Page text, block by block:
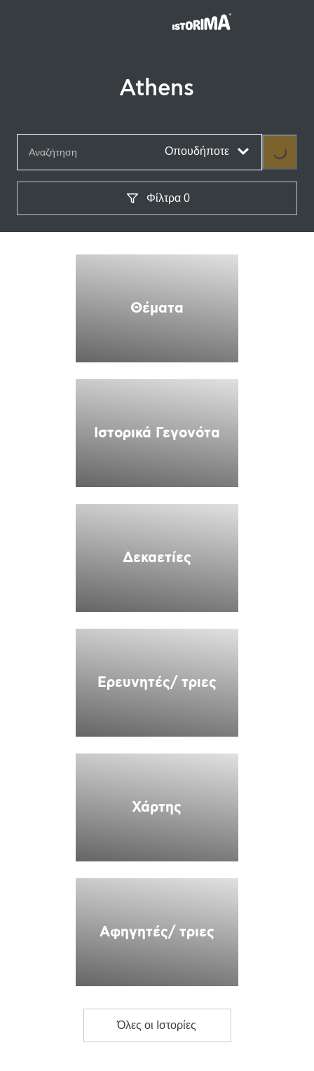
Athens
Οπουδήποτε
Φίλτρα 0
Θέματα
Ιστορικά Γεγονότα
Δεκαετίες
Ερευνητές/ τριες
Χάρτης
Αφηγητές/ τριες
Όλες οι Ιστορίες